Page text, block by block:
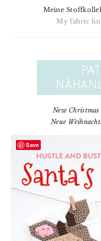
Meine
My fabric
New
Neue
Save